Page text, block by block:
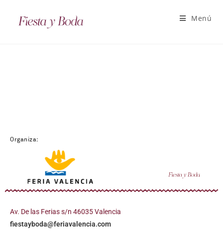
Menú
Organiza:
Av. De las Ferias s/n 46035 Valencia
fiestayboda@feriavalencia.com